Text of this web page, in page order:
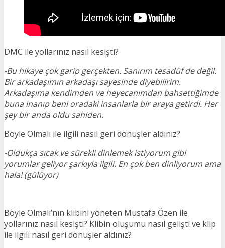
DMC ile yollarınız nasıl kesişti?
-Bu hikaye çok garip gerçekten. Sanırım tesadüf de değil.
Bir arkadaşımın arkadaşı sayesinde diyebilirim.
Arkadaşıma kendimden ve heyecanımdan bahsettiğimde
buna inanıp beni oradaki insanlarla bir araya getirdi. Her
şey bir anda oldu sahiden.
Böyle Olmalı ile ilgili nasıl geri dönüşler aldınız?
-Oldukça sıcak ve sürekli dinlemek istiyorum gibi
yorumlar geliyor şarkıyla ilgili. En çok ben dinliyorum ama
hala! (gülüyor)
Böyle Olmalı’nın klibini yöneten Mustafa Özen ile
yollarınız nasıl kesişti? Klibin oluşumu nasıl gelişti ve klip
ile ilgili nasıl geri dönüşler aldınız?